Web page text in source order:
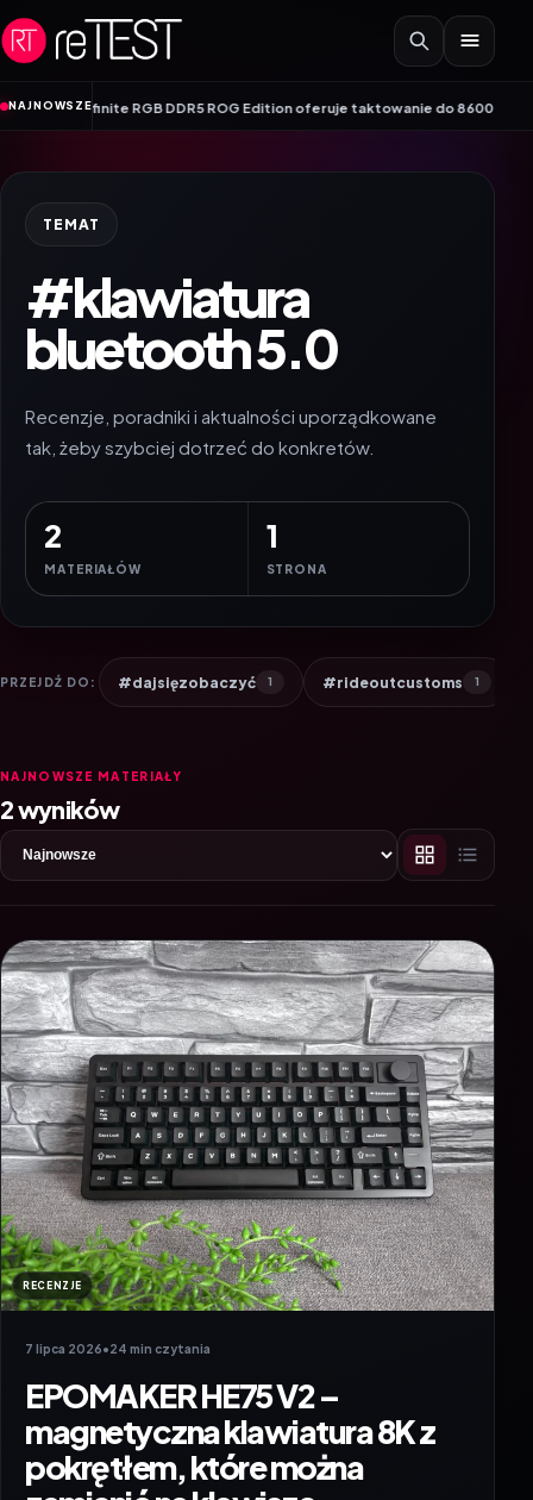
Przejdź do treści
NAJNOWSZE
Infinite RGB DDR5 ROG Edition oferuje taktowanie do 8600 MT/s•Genesis
TEMAT
#klawiatura
bluetooth 5.0
Recenzje, poradniki i aktualności uporządkowane
tak, żeby szybciej dotrzeć do konkretów.
2
MATERIAŁÓW
1
STRONA
PRZEJDŹ DO: #dajsięzobaczyć 1 #rideoutcustoms 1
NAJNOWSZE MATERIAŁY
2 wyników
RECENZJE
7 lipca 2026•24 min czytania
EPOMAKER HE75 V2 –
magnetyczna klawiatura 8K z
pokrętłem, które można